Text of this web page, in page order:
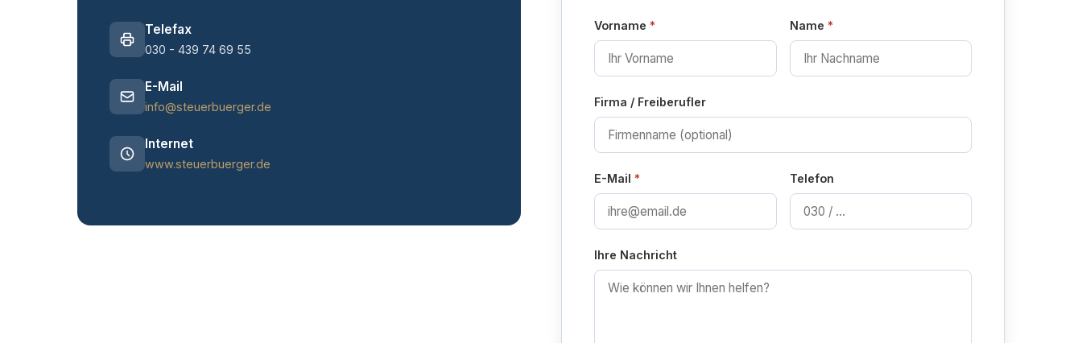
Telefax
030 - 439 74 69 55
E-Mail
info@steuerbuerger.de
Internet
www.steuerbuerger.de
Vorname Name
Firma / Freiberufler
E-Mail Telefon
Ihre Nachricht